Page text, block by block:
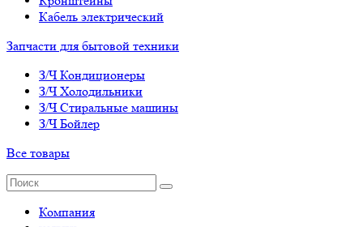
Кабель электрический
Запчасти для бытовой техники
З/Ч Кондиционеры
З/Ч Холодильники
З/Ч Стиральные машины
З/Ч Бойлер
Все товары
Компания